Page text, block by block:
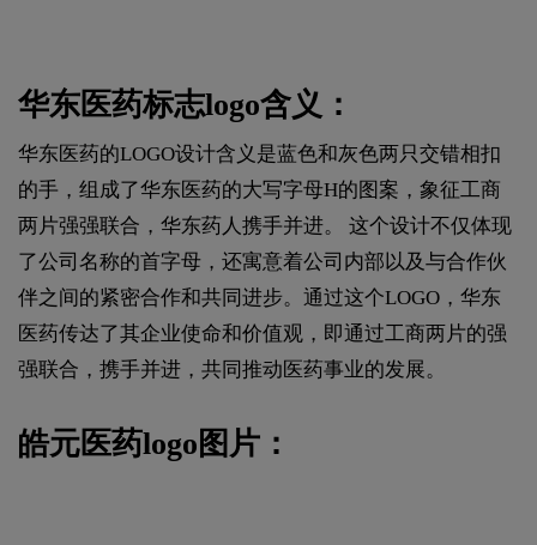
华东医药标志logo含义：
华东医药的LOGO设计含义是蓝色和灰色两只交错相扣
的手，‌组成了华东医药的大写字母H的图案，‌象征工商
两片强强联合，‌华东药人携手并进。‌ 这个设计不仅体现
了公司名称的首字母，‌还寓意着公司内部以及与合作伙
伴之间的紧密合作和共同进步。‌通过这个LOGO，‌华东
医药传达了其企业使命和价值观，‌即通过工商两片的强
强联合，‌携手并进，‌共同推动医药事业的发展。
皓元医药logo图片：